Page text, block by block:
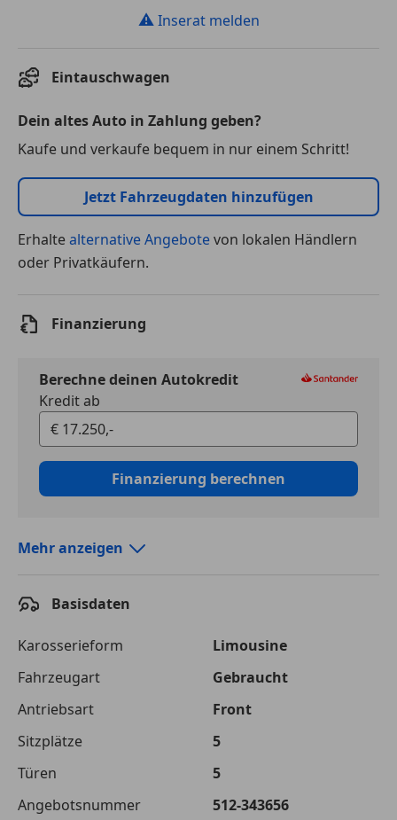
⚠ Inserat melden
Eintauschwagen
Dein altes Auto in Zahlung geben?
Kaufe und verkaufe bequem in nur einem Schritt!
Jetzt Fahrzeugdaten hinzufügen
Erhaltealternative Angebotevon lokalen Händlern
oder Privatkäufern.
Finanzierung
Berechne deinen Autokredit
Kredit ab
Finanzierung berechnen
Laufzeit
Kreditbetrag
€ 17 250,-
Zu zahlender
Gesamtbetrag
€ 27 406,-
Einberechnete Gebühren
€ 0,-
Effektivzinsatz
10,52 %
Sollzinssatz
9,99 %
Mehr anzeigen
Basisdaten
Karosserieform
Limousine
Fahrzeugart
Gebraucht
Antriebsart
Front
Sitzplätze
5
Türen
5
Angebotsnummer
512-343656